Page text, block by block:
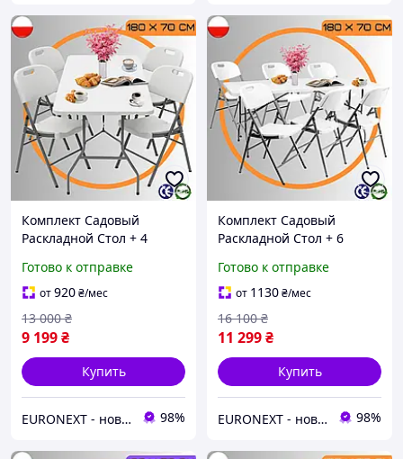
Комплект Садовый
Раскладной Стол + 4
Складной Уличный Набор
для Кейтеринга Польша
Готово к отправке
от920₴/мес
9 199₴
13 000 ₴
Купить
EURONEXT - новые товары для дома из Европы по лучшим ценам 98%
Комплект Садовый
Раскладной Стол + 6
Складной Уличный Набор
для Кейтеринга
Готово к отправке
от 1130₴/мес
11 299₴
16 100 ₴
Купить
EURONEXT - новые товары для дома из Европы по лучшим ценам 98%